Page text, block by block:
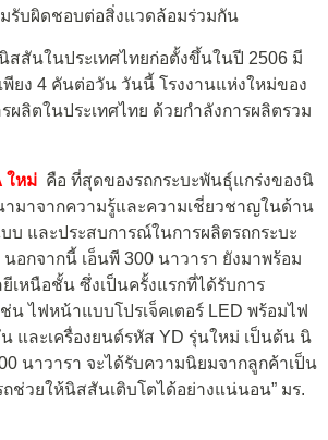
รับผิดชอบต่อสิ่งแวดล้อมร่วมกัน
สสันในประเทศไทยก่อตั้งขึ้นในปี 2506 มี
พียง 4 คันต่อวัน วันนี้ โรงงานแห่งใหม่ของ
ผลิตในประเทศไทย ด้วยกำลังการผลิตรวม
ใหม่ คือ ที่สุดของรถกระบะพันธุ์แกร่งของนิ
มาจากความรู้และความเชี่ยวชาญในด้าน
บ และประสบการณ์ในการผลิตรถกระบะ
อกจากนี้ เอ็นพี 300 นาวารา ยังมาพร้อม
เหนือชั้น ซึ่งเป็นครั้งแรกที่ได้รับการ
น ไฟหน้าแบบโปรเจ็คเตอร์ LED พร้อมไฟ
และเครื่องยนต์รหัส YD รุ่นใหม่ เป็นต้น นิ
นาวารา จะได้รับความนิยมจากลูกค้าเป็น
ช่วยให้นิสสันเติบโตได้อย่างแน่นอน” มร.